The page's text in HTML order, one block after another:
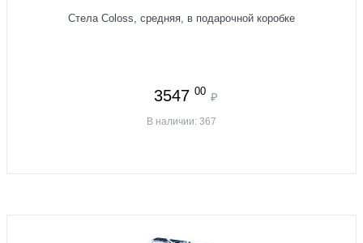
Стела Coloss, средняя, в подарочной коробке
3547 00 ₽
В наличии: 367